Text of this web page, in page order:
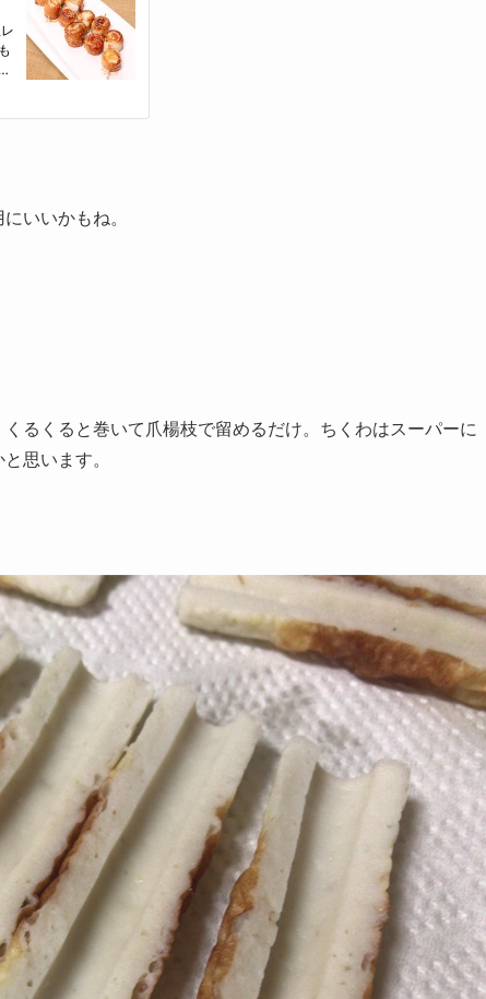
いいかもね。
るくると巻いて爪楊枝で留めるだけ。ちくわはスーパーに
思います。